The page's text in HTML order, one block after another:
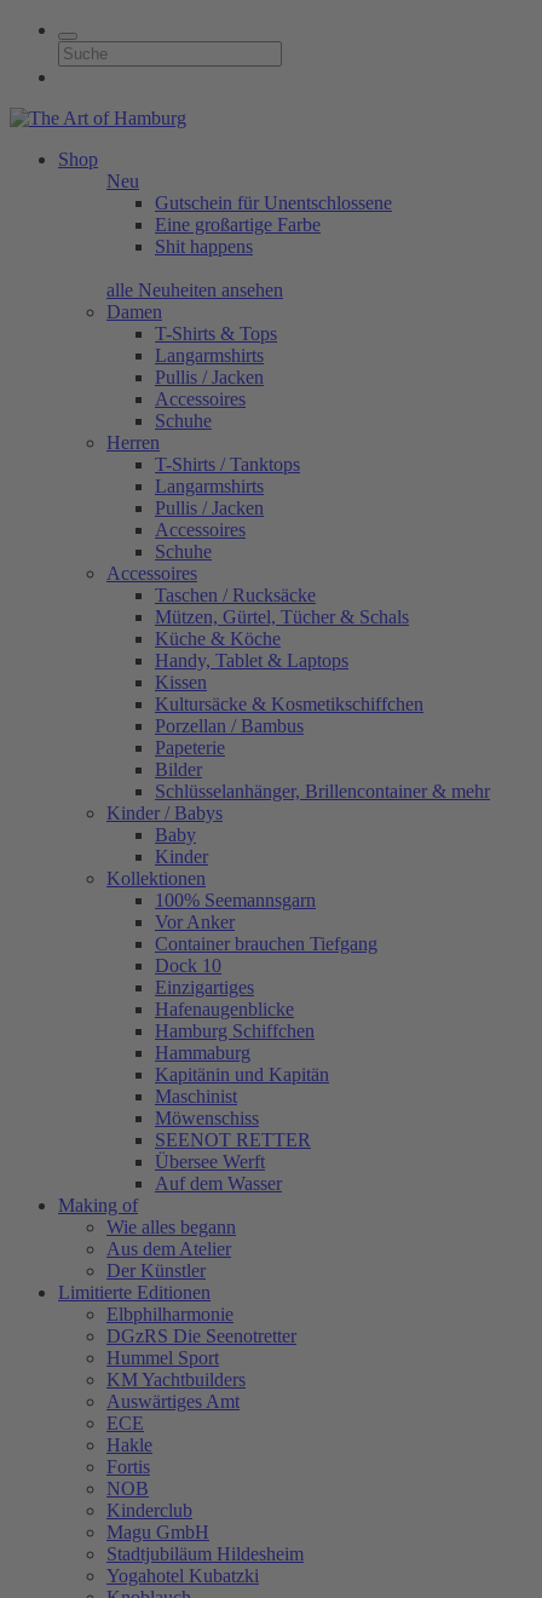
Shop
Neu
Gutschein für Unentschlossene
Eine großartige Farbe
Shit happens
alle Neuheiten ansehen
Damen
T-Shirts & Tops
Langarmshirts
Pullis / Jacken
Accessoires
Schuhe
Herren
T-Shirts / Tanktops
Langarmshirts
Pullis / Jacken
Accessoires
Schuhe
Accessoires
Taschen / Rucksäcke
Mützen, Gürtel, Tücher & Schals
Küche & Köche
Handy, Tablet & Laptops
Kissen
Kultursäcke & Kosmetikschiffchen
Porzellan / Bambus
Papeterie
Bilder
Schlüsselanhänger, Brillencontainer & mehr
Kinder / Babys
Baby
Kinder
Kollektionen
100% Seemannsgarn
Vor Anker
Container brauchen Tiefgang
Dock 10
Einzigartiges
Hafenaugen­blicke
Hamburg Schiffchen
Hammaburg
Kapitänin und Kapitän
Maschinist
Möwenschiss
SEENOT RETTER
Übersee Werft
Auf dem Wasser
Making of
Wie alles begann
Aus dem Atelier
Der Künstler
Limitierte Editionen
Elbphilharmonie
DGzRS Die Seenotretter
Hummel Sport
KM Yachtbuilders
Auswärtiges Amt
ECE
Hakle
Fortis
NOB
Kinderclub
Magu GmbH
Stadtjubiläum Hildesheim
Yogahotel Kubatzki